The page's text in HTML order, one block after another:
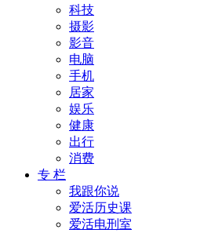
科技
摄影
影音
电脑
手机
居家
娱乐
健康
出行
消费
专 栏
我跟你说
爱活历史课
爱活电刑室